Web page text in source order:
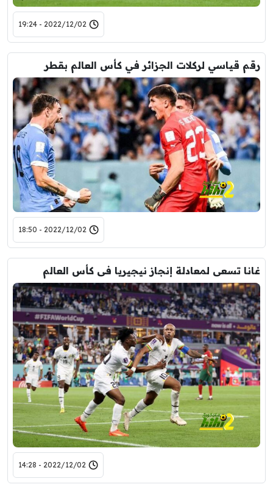
2022/12/02 - 19:24
رقم قياسي لركلات الجزائر في كأس العالم بقطر
2022/12/02 - 18:50
غانا تسعى لمعادلة إنجاز نيجيريا فى كأس العالم
2022/12/02 - 14:28